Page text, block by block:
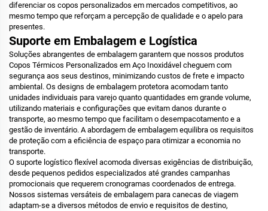
diferenciar os copos personalizados em mercados competitivos, ao
mesmo tempo que reforçam a percepção de qualidade e o apelo para
presentes.
Suporte em Embalagem e Logística
Soluções abrangentes de embalagem garantem que nossos produtos
Copos Térmicos Personalizados em Aço Inoxidável cheguem com
segurança aos seus destinos, minimizando custos de frete e impacto
ambiental. Os designs de embalagem protetora acomodam tanto
unidades individuais para varejo quanto quantidades em grande volume,
utilizando materiais e configurações que evitam danos durante o
transporte, ao mesmo tempo que facilitam o desempacotamento e a
gestão de inventário. A abordagem de embalagem equilibra os requisitos
de proteção com a eficiência de espaço para otimizar a economia no
transporte.
O suporte logístico flexível acomoda diversas exigências de distribuição,
desde pequenos pedidos especializados até grandes campanhas
promocionais que requerem cronogramas coordenados de entrega.
Nossos sistemas versáteis de embalagem para canecas de viagem
adaptam-se a diversos métodos de envio e requisitos de destino,